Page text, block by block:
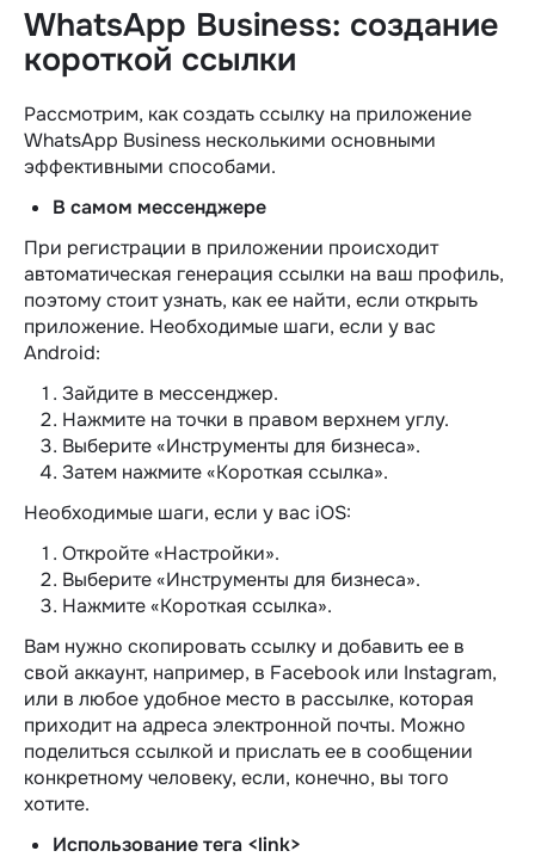
WhatsApp Business: создание
короткой ссылки
Рассмотрим, как создать ссылку на приложение
WhatsApp Business несколькими основными
эффективными способами.
В самом мессенджере
При регистрации в приложении происходит
автоматическая генерация ссылки на ваш профиль,
поэтому стоит узнать, как ее найти, если открыть
приложение. Необходимые шаги, если у вас
Android:
Зайдите в мессенджер.
Нажмите на точки в правом верхнем углу.
Выберите «Инструменты для бизнеса».
Затем нажмите «Короткая ссылка».
Необходимые шаги, если у вас iOS:
Откройте «Настройки».
Выберите «Инструменты для бизнеса».
Нажмите «Короткая ссылка».
Вам нужно скопировать ссылку и добавить ее в
свой аккаунт, например, в Facebook или Instagram,
или в любое удобное место в рассылке, которая
приходит на адреса электронной почты. Можно
поделиться ссылкой и прислать ее в сообщении
конкретному человеку, если, конечно, вы того
хотите.
Использование тега <link>